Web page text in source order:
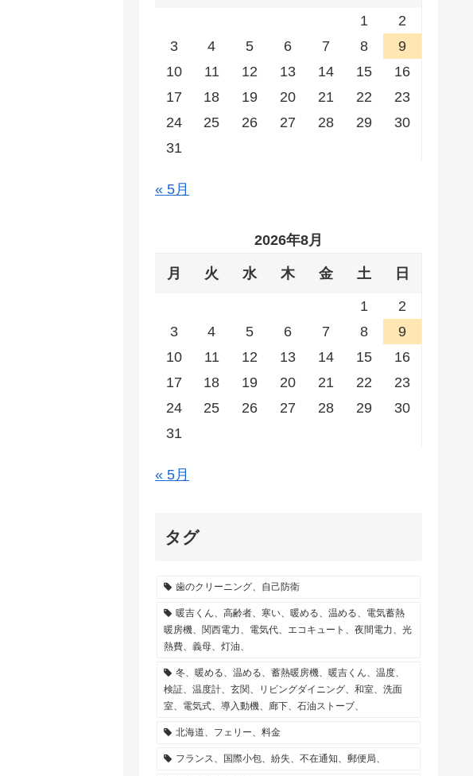
1
2
3
4 5 6 7 8
9
10
11 12 13 14 15
16
17
18 19 20 21 22
23
24
25 26 27 28 29
30
31
« 5月
2026年8月
月 火 水 木 金 土 日
1
2
3
4 5 6 7 8
9
10
11 12 13 14 15
16
17
18 19 20 21 22
23
24
25 26 27 28 29
30
31
« 5月
タグ
歯のクリーニング、自己防衛
暖吉くん、高齢者、寒い、暖める、温める、電気蓄熱
暖房機、関西電力、電気代、エコキュート、夜間電力、光
熱費、義母、灯油、
冬、暖める、温める、蓄熱暖房機、暖吉くん、温度、
検証、温度計、玄関、リビングダイニング、和室、洗面
室、電気式、導入動機、廊下、石油ストーブ、
北海道、フェリー、料金
フランス、国際小包、紛失、不在通知、郵便局、